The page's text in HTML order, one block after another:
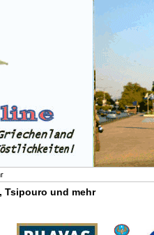
Tsipouro und mehr